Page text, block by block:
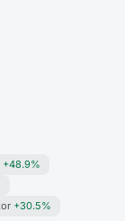
+48.9%
+30.5%